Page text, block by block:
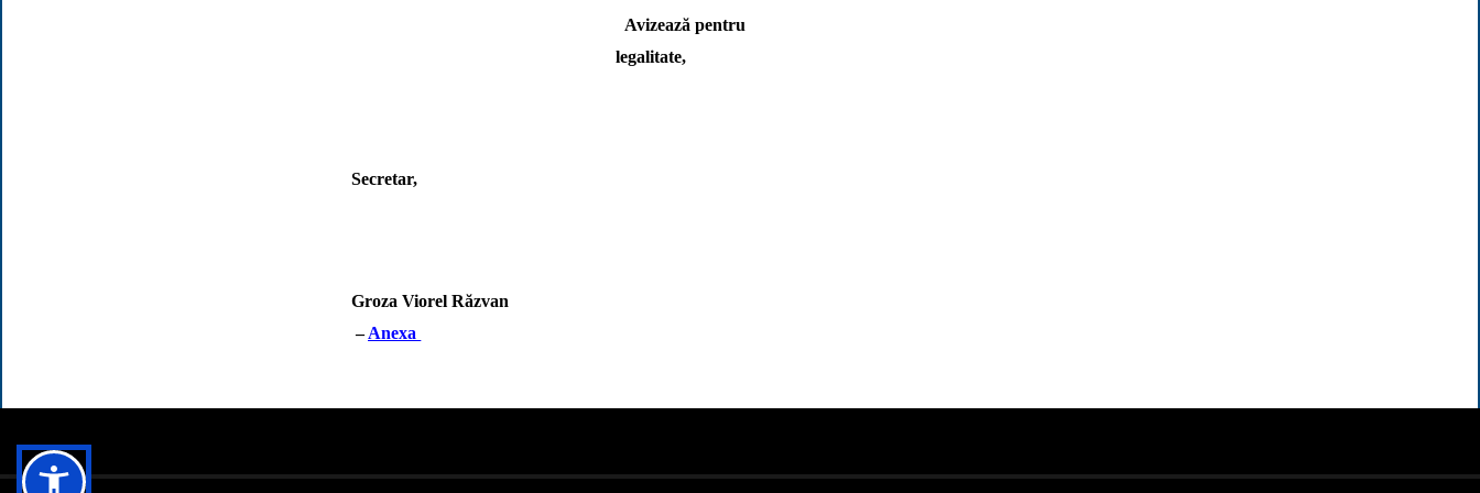
Avizează pentru
legalitate,
Secretar,
Groza Viorel Răzvan
–Anexa